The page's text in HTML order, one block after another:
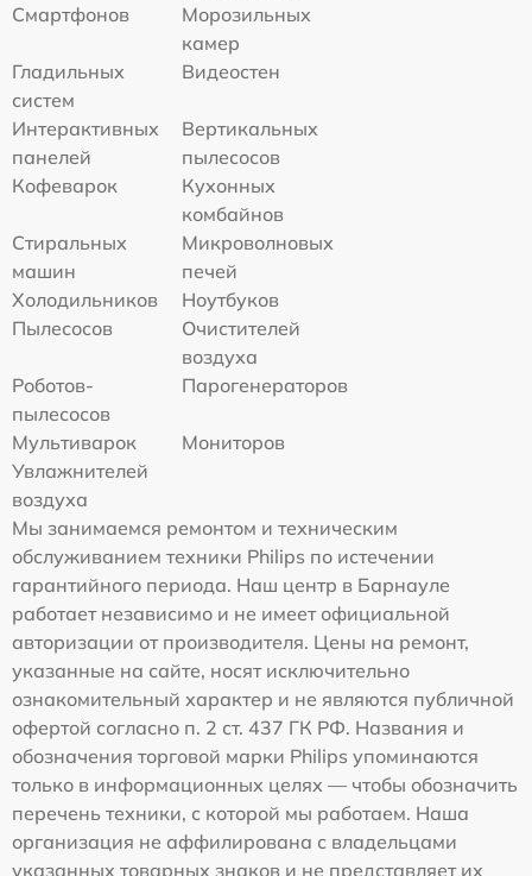
Смартфонов
Морозильных
камер
Гладильных
систем
Видеостен
Интерактивных
панелей
Вертикальных
пылесосов
Кофеварок
Кухонных
комбайнов
Стиральных
машин
Микроволновых
печей
Холодильников
Ноутбуков
Пылесосов
Очистителей
воздуха
Роботов-
пылесосов
Парогенераторов
Мультиварок
Мониторов
Увлажнителей
воздуха
Мы занимаемся ремонтом и техническим
обслуживанием техники Philips по истечении
гарантийного периода. Наш центр в Барнауле
работает независимо и не имеет официальной
авторизации от производителя. Цены на ремонт,
указанные на сайте, носят исключительно
ознакомительный характер и не являются публичной
офертой согласно п. 2 ст. 437 ГК РФ. Названия и
обозначения торговой марки Philips упоминаются
только в информационных целях — чтобы обозначить
перечень техники, с которой мы работаем. Наша
организация не аффилирована с владельцами
указанных товарных знаков и не представляет их